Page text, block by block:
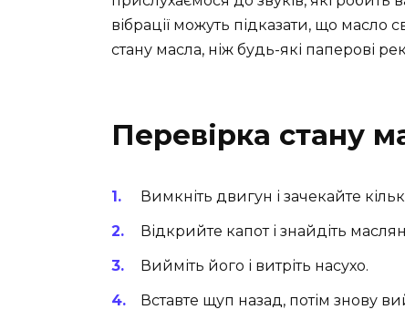
вібрації можуть підказати, що масло
стану масла, ніж будь-які паперові
Перевірка стану
Вимкніть двигун і зачекайте
Відкрийте капот і знайдіть
Вийміть його і витріть насухо.
Вставте щуп назад, потім знову